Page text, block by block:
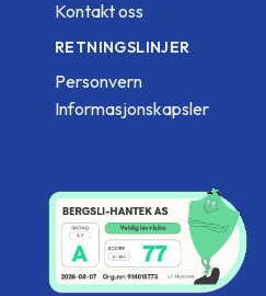
Kontakt oss
RETNINGSLINJER
Personvern
Informasjonskapsler